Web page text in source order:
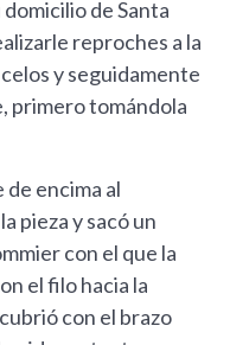
de Santa
reproches a la
y seguidamente
primero tomándola
encima al
pieza y sacó un
con el que la
el filo hacia la
con el brazo